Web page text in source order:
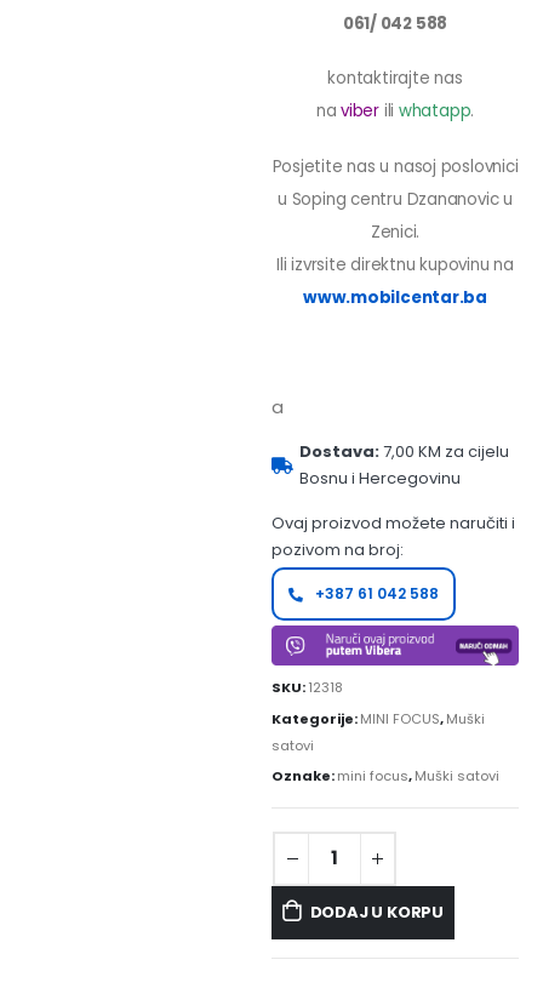
061/ 042 588
kontaktirajte nas
naviber ili whatapp.
Posjetite nas u nasoj poslovnici
u Soping centru Dzananovic u
Zenici.
Ili izvrsite direktnu kupovinu na
www.mobilcentar.ba
a
Dostava:7,00 KM za cijelu
Bosnu i Hercegovinu
Ovaj proizvod možete naručiti i
pozivom na broj:
+387 61 042 588
SKU:12318
Kategorije:MINI FOCUS,Muški
satovi
Oznake:mini focus,Muški satovi
DODAJ U KORPU